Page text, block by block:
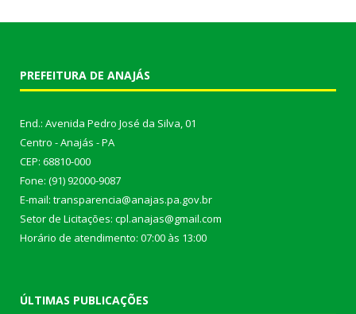
PREFEITURA DE ANAJÁS
End.: Avenida Pedro José da Silva, 01
Centro - Anajás - PA
CEP: 68810-000
Fone: (91) 92000-9087
E-mail: transparencia@anajas.pa.gov.br
Setor de Licitações: cpl.anajas@gmail.com
Horário de atendimento: 07:00 às 13:00
ÚLTIMAS PUBLICAÇÕES